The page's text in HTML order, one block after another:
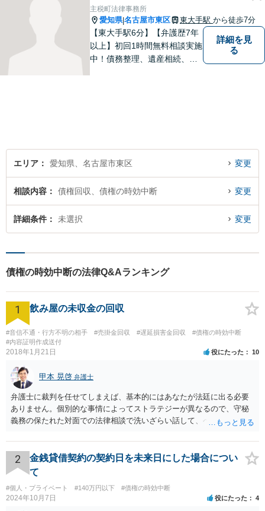
密な連携を実現！【初回相談
無料】
主税町法律事務所
愛知県|名古屋市東区 東大手駅 から徒歩7分
【東大手駅6分】【弁護歴7年
以上】初回1時間無料相談実施
中！債務整理、遺産相続、離
詳細を見
る
エリア 愛知県、名古屋市東区 変更
相談内容 債権回収、債権の時効中断 変更
詳細条件 未選択 変更
債権の時効中断の法律Q&Aランキング
1 飲み屋の未収金の回収
#音信不通・行方不明の相手 #売掛金回収 #遅延損害金回収
#債権の時効中断
#内容証明作成送付
2018年1月21日 役にたった 10
甲本 晃啓 弁護士
弁護士に裁判を任せてしまえば、基本的にはあなたが法廷に出る必要
ありません。個別的な事情によってストラテジーが異なるので、守秘
義務の保たれた対面での法律相談で洗いざらい話して、ベストな方法
2
金銭貸借契約の契約日を未来日にした場合につい
て
#個人・プライベート #140万円以下 #債権の時効中断
2024年10月7日 役にたった 4